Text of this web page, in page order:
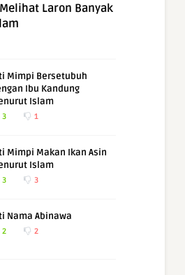
Laron Banyak
Mimpi Bersetubuh
Ibu Kandung
Islam
3 1
Mimpi Makan Ikan Asin
Islam
3 3
Nama Abinawa
2 2